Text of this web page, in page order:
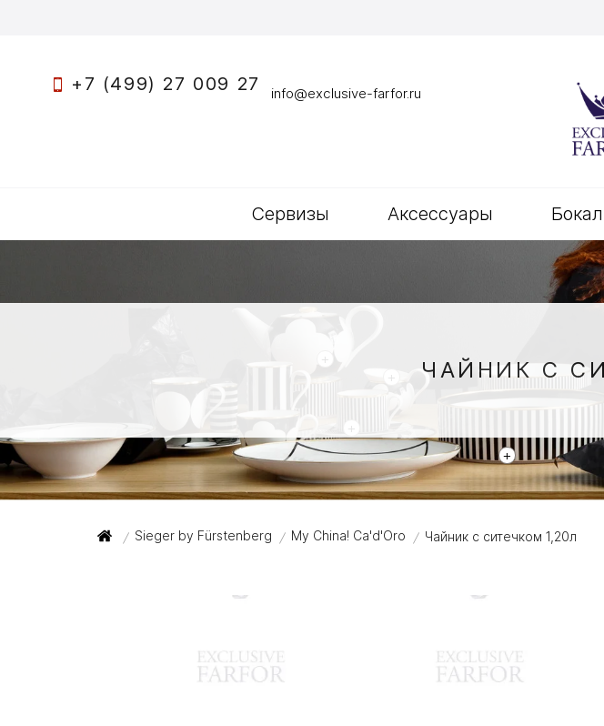
+7 (499) 27 009 27 info@exclusive-farfor.ru
Сервизы Аксессуары
+
+
+
+
ЧАЙНИК С
/ Sieger by Fürstenberg / My China! Ca'd'Oro / Чайник с ситечком 1,20л